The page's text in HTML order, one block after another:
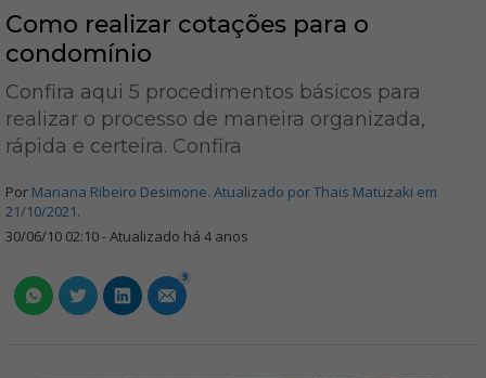
Como realizar cotações para o
condomínio
Confira aqui 5 procedimentos básicos para
realizar o processo de maneira organizada,
rápida e certeira. Confira
Por Mariana Ribeiro Desimone. Atualizado por Thais Matuzaki em
21/10/2021.
30/06/10 02:10 - Atualizado há 4 anos
9